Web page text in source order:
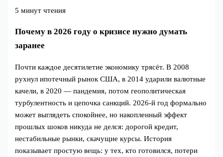
5 минут чтения
Почему в 2026 году о кризисе нужно думать
заранее
Почти каждое десятилетие экономику трясёт. В 2008
рухнул ипотечный рынок США, в 2014 ударили валютные
качели, в 2020 — пандемия, потом геополитическая
турбулентность и цепочка санкций. 2026‑й год формально
может выглядеть спокойнее, но накопленный эффект
прошлых шоков никуда не делся: дорогой кредит,
нестабильные рынки, скачущие курсы. История
показывает простую вещь: у тех, кто готовился, потери